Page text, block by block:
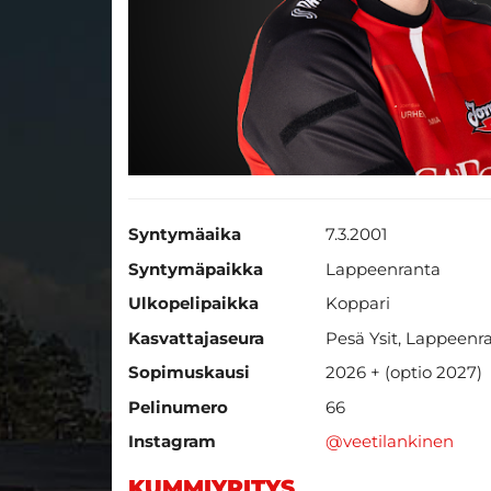
Syntymäaika
Syntymäpaikka
Ulkopelipaikka
Kasvattajaseura
Sopimuskausi
​​​​​​​Pelinumero
Instagram
7.3.2001
Lappeenranta
Koppari
Pesä Ysit,
2026 + (optio 2027)
66
@veetilankinen